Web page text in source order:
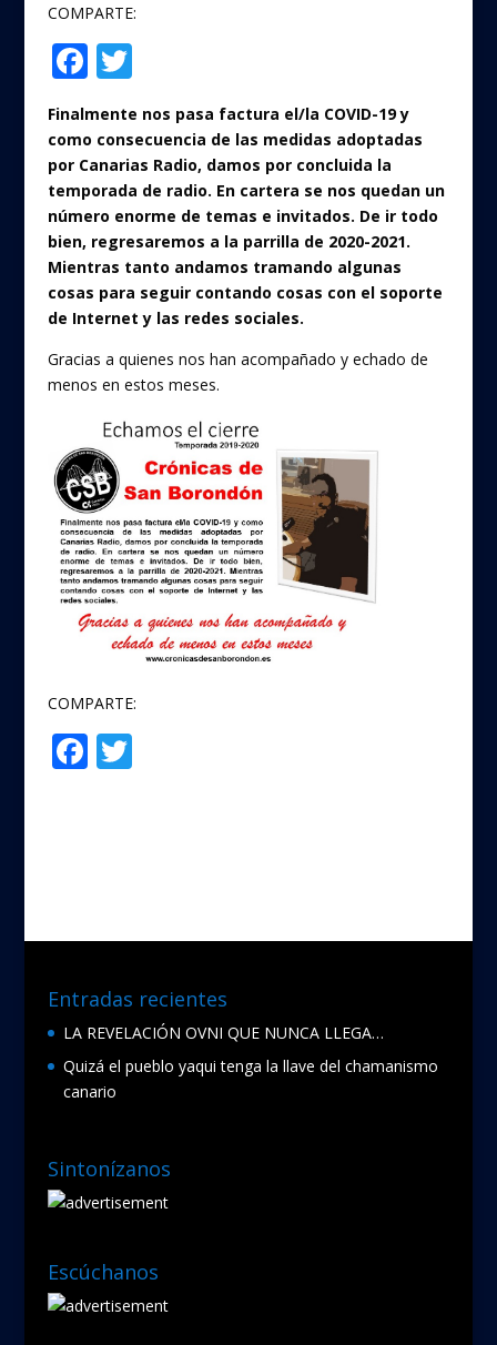
COMPARTE:
F
ac
e
b
o
o
k
T
itt
er
Finalmente nos pasa factura el/la COVID-19 y
como consecuencia de las medidas adoptadas
por Canarias Radio, damos por concluida la
temporada de radio. En cartera se nos quedan un
número enorme de temas e invitados. De ir todo
bien, regresaremos a la parrilla de 2020-2021.
Mientras tanto andamos tramando algunas
cosas para seguir contando cosas con el soporte
de Internet y las redes sociales.
Gracias a quienes nos han acompañado y echado de
menos en estos meses.
COMPARTE:
F
o
T
Entradas recientes
LA REVELACIÓN OVNI QUE NUNCA LLEGA…
Quizá el pueblo yaqui tenga la llave del chamanismo
canario
Sintonízanos
Escúchanos